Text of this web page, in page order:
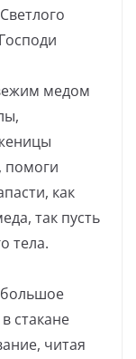
медом
помоги
как
так пусть
тела.
стакане
читая